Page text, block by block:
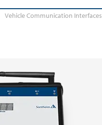
Vehicle Communication Interfaces